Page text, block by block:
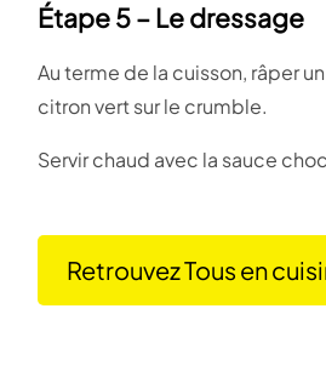
Étape 5 – Le dressage
Au terme de la cuisson, râper
citron vert sur le crumble.
Servir chaud avec la sauce
Retrouvez Tous en